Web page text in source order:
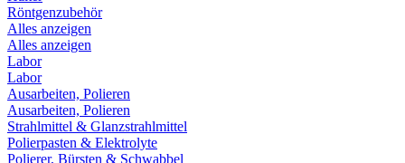
Röntgenzubehör
Alles anzeigen
Alles anzeigen
Labor
Labor
Ausarbeiten, Polieren
Ausarbeiten, Polieren
Strahlmittel & Glanzstrahlmittel
Polierpasten & Elektrolyte
Polierer, Bürsten & Schwabbel